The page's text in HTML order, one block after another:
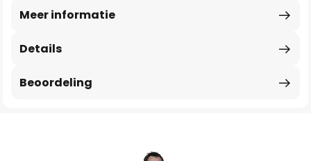
Details
Meer informatie
Beoordeling